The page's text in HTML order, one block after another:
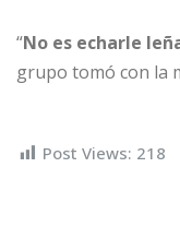
“No es echarle
grupo tomó con la
Post Views: 218